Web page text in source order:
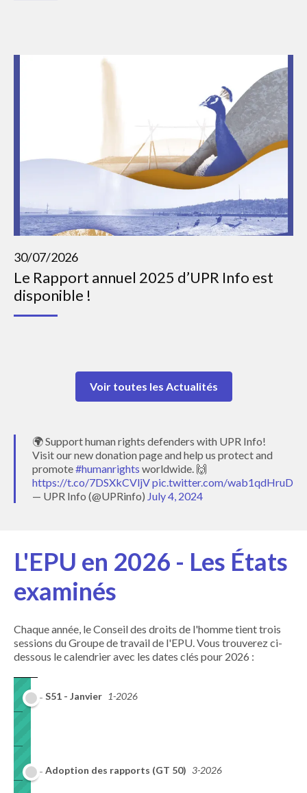
30/07/2026
Le Rapport annuel 2025 d’UPR Info est
disponible !
Voir toutes les Actualités
🌍 Support human rights defenders with UPR Info!
Visit our new donation page and help us protect and
promote#humanrights worldwide. 🙌
https://t.co/7DSXkCVljVpic.twitter.com/wab1qdHruD
— UPR Info (@UPRinfo) July 4, 2024
L'EPU en 2026 - Les États
examinés
Chaque année, le Conseil des droits de l'homme tient trois
sessions du Groupe de travail de l'EPU. Vous trouverez ci-
dessous le calendrier avec les dates clés pour 2026 :
S51 - Janvier 1-2026
Adoption des rapports (GT 50) 3-2026